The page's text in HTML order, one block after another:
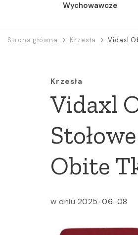
Wychowawcze
Strona główna Krzesła Vidaxl
Krzesła
Vidaxl
Obite
w dniu 2025-06-08